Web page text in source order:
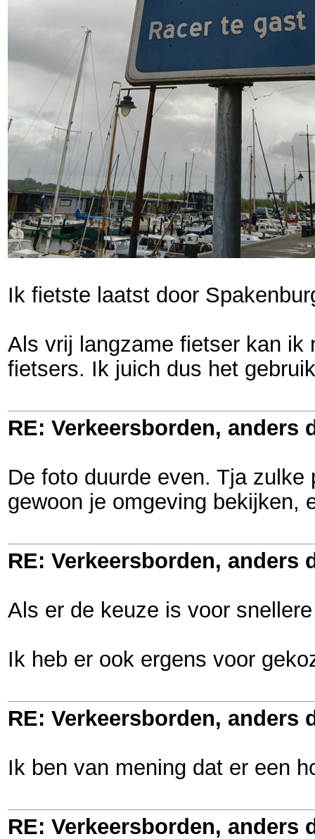
Ik fietste laatst door
Als vrij langzame fietser kan ik
fietsers. Ik juich dus het
RE: Verkeersborden, anders
De foto duurde even. Tja
gewoon je omgeving bekijken,
RE: Verkeersborden, anders
Als er de keuze is voor
Ik heb er ook ergens voor
RE: Verkeersborden, anders
Ik ben van mening dat er een
RE: Verkeersborden, anders